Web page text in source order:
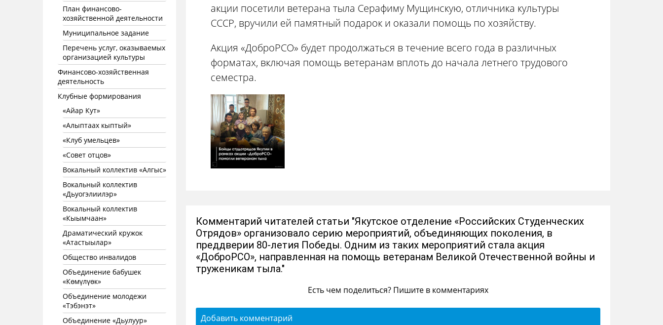
План финансово-
хозяйственной деятельности
Муниципальное задание
Перечень услуг, оказываемых
организацией культуры
Финансово-хозяйственная
деятельность
Клубные формирования
«Айар Кут»
«Алыптаах кыптый»
«Клуб умельцев»
«Совет отцов»
Вокальный коллектив «Алгыс»
Вокальный коллектив
«Дьуогэлиилэр»
Вокальный коллектив
«Кыымчаан»
Драматический кружок
«Атастыылар»
Общество инвалидов
Объединение бабушек
«Көмүлүөк»
Объединение молодежи
«Тэбэнэт»
Объединение «Дьулуур»
акции посетили ветерана тыла Серафиму Мущинскую, отличника культуры
СССР, вручили ей памятный подарок и оказали помощь по хозяйству.
Акция «ДоброРСО» будет продолжаться в течение всего года в различных
форматах, включая помощь ветеранам вплоть до начала летнего трудового
семестра.
Комментарий читателей статьи "Якутское отделение «Российских Студенческих
Отрядов» организовало серию мероприятий, объединяющих поколения, в
преддверии 80-летия Победы. Одним из таких мероприятий стала акция
«ДоброРСО», направленная на помощь ветеранам Великой Отечественной войны и
труженикам тыла."
Есть чем поделиться? Пишите в комментариях
Добавить комментарий